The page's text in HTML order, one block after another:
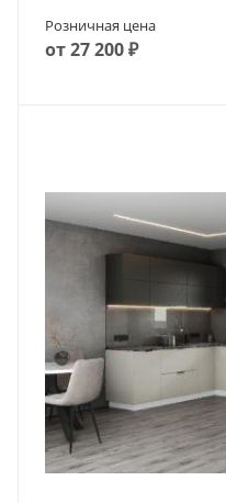
Розничная цена
от 27 200 ₽